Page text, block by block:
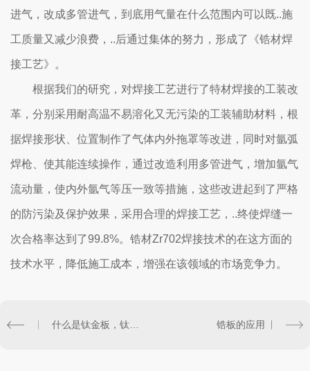
进气，改成多管进气，到底用气量在什么范围内可以既..施
工质量又减少浪费，..后通过集体的努力，形成了《锆材焊
接工艺》。
根据我们的研究，对焊接工艺进行了特材焊接的工装改
革，分别采用耐高温不易溶化又无污染的工装辅助材料，根
据焊接形状、位置制作了气体内外拖罩等改进，同时对氩弧
焊枪、使其能连续操作，通过改造利用多管进气，增加氩气
流动量，使内外氩气等压一致等措施，这些改进起到了严格
的防污染及保护效果，采用合理的焊接工艺，..终使焊缝一
次合格率达到了99.8%。锆材Zr702焊接技术的在这方面的
技术水平，降低施工成本，增强在该领域的市场竞争力。
锆板的应用